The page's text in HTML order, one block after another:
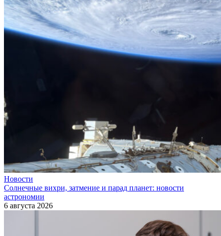
Новости
Солнечные вихри, затмение и парад планет: новости
астрономии
6 августа 2026